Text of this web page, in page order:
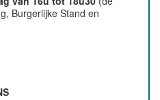
Burgerlijke Stand en